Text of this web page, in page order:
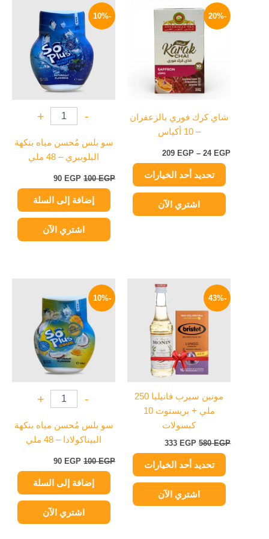
-20%
شاي كرك فوري بالزعفران
– 10 أكياس
24 EGP
–
209 EGP
السعر:
من
⁦209 EGP⁩
تحديد أحد الخيارات
هناك
العديد
من
المختلفة
اختيار
الخيارات
صفحة
المنتج
اشتري الآن
-10%
-
+
سو بلس مُحسن مياه بنكهة
البلوبيري – 48 ملي
100EGP
الأصلي
هو:
100 EGP.
90 EGP
الحالي
هو:
90 EGP.
إضافة إلى السلة
اشتري الآن
-43%
مونين سيرب فانيليا 250
ملي + بريستوت 10
كبسولات
580EGP
580 EGP.
333 EGP
السعر
الحالي
هو:
333 EGP.
تحديد أحد الخيارات
هناك
العديد
من
الأشكال
اختيار
الخيارات
صفحة
المنتج
اشتري الآن
-10%
-
+
سو بلس مُحسن مياه بنكهة
البيناكولادا – 48 ملي
100EGP
هو:
100 EGP.
90 EGP
هو:
90 EGP.
إضافة إلى السلة
اشتري الآن